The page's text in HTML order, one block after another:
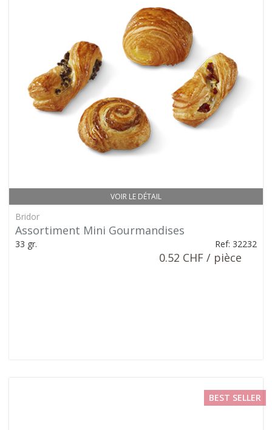
VOIR LE DÉTAIL
Bridor
Assortiment Mini Gourmandises
33 gr. Ref: 32232
0.52 CHF / pièce
BEST SELLER